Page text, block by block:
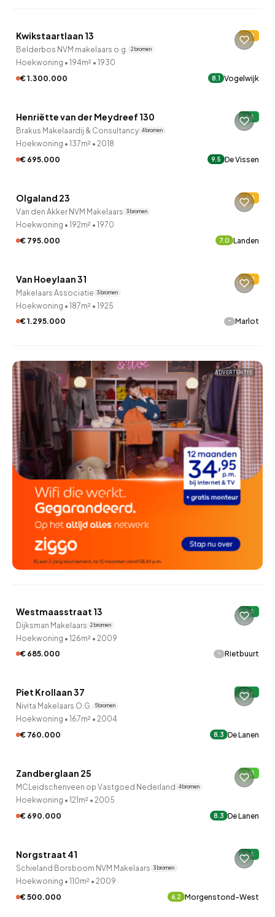
Verkocht onder voorbehoud
Kwikstaartlaan 13 D
Belderbos NVM makelaars o.g. 2 bronnen
Hoekwoning • 194m² • 1930
€ 1.300.000
8.1 Vogelwijk
Henriëtte van der Meydreef 130 A
Brakus Makelaardij & Consultancy 4 bronnen
Hoekwoning • 137m² • 2018
€ 695.000
9.5 De Vissen
Olgaland 23 D
Van den Akker NVM Makelaars 3 bronnen
Hoekwoning • 192m² • 1970
€ 795.000
7.0 Landen
Van Hoeylaan 31 D
Makelaars Associatie 3 bronnen
Hoekwoning • 187m² • 1925
€ 1.295.000
- Marlot
ADVERTENTIE
Onder bod
Westmaasstraat 13 A
Dijksman Makelaars 2 bronnen
Hoekwoning • 126m² • 2009
€ 685.000
- Rietbuurt
Piet Krollaan 37 A+
Nivita Makelaars O.G. 5 bronnen
Hoekwoning • 167m² • 2004
€ 760.000
8.3 De Lanen
Zandberglaan 25 B
MCLeidschenveen op Vastgoed Nederland 4 bronnen
Hoekwoning • 121m² • 2005
€ 690.000
8.3 De Lanen
Norgstraat 41 A
Schieland Borsboom NVM Makelaars 3 bronnen
Hoekwoning • 110m² • 2009
€ 500.000
6.2 Morgenstond-West